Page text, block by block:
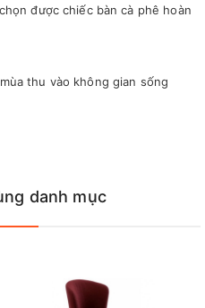
được chiếc bàn cà phê hoàn
thu vào không gian sống
danh mục